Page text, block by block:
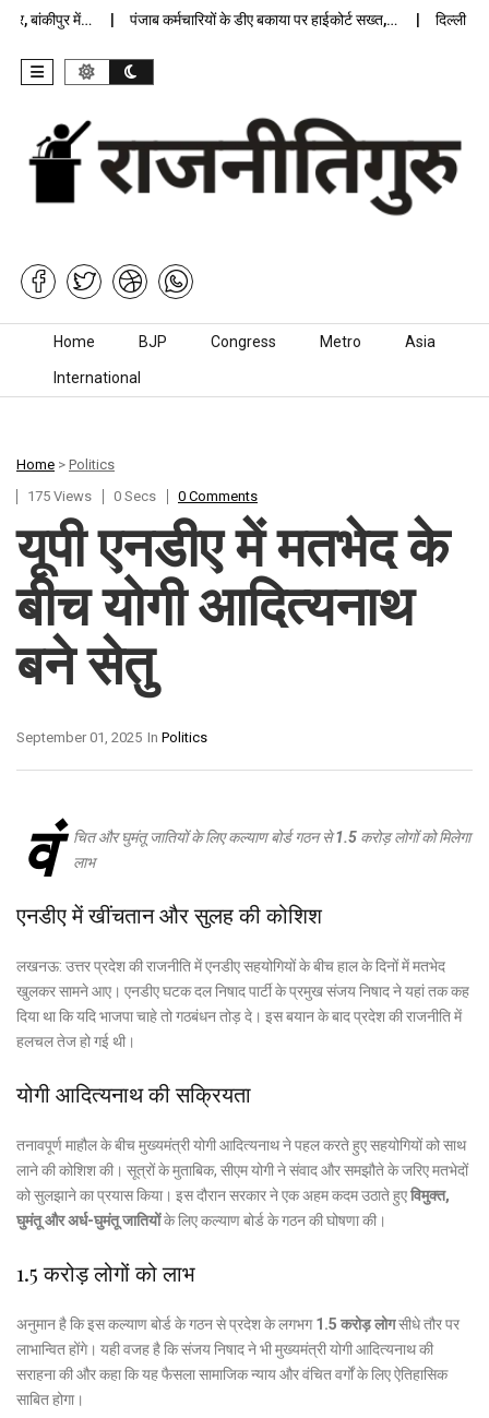
बांकीपुर में… पंजाब कर्मचारियों के डीए बकाया पर हाईकोर्ट सख्त,… दिल्ली जेलों
Skip to content
Home BJP Congress Metro Asia
International
Home > Politics
175 Views
0 Secs 0 Comments
यूपी एनडीए में मतभेद के
बीच योगी आदित्यनाथ
बने सेतु
In Politics
September 01, 2025
वं
चित और घुमंतू जातियों के लिए कल्याण बोर्ड गठन से 1.5 करोड़ लोगों को मिलेगा
लाभ
एनडीए में खींचतान और सुलह की कोशिश
लखनऊ: उत्तर प्रदेश की राजनीति में एनडीए सहयोगियों के बीच हाल के दिनों में मतभेद
खुलकर सामने आए। एनडीए घटक दल निषाद पार्टी के प्रमुख संजय निषाद ने यहां तक कह
दिया था कि यदि भाजपा चाहे तो गठबंधन तोड़ दे। इस बयान के बाद प्रदेश की राजनीति में
हलचल तेज हो गई थी।
योगी आदित्यनाथ की सक्रियता
तनावपूर्ण माहौल के बीच मुख्यमंत्री योगी आदित्यनाथ ने पहल करते हुए सहयोगियों को साथ
लाने की कोशिश की। सूत्रों के मुताबिक, सीएम योगी ने संवाद और समझौते के जरिए मतभेदों
को सुलझाने का प्रयास किया। इस दौरान सरकार ने एक अहम कदम उठाते हुएविमुक्त,
घुमंतू और अर्ध-घुमंतू जातियोंके लिए कल्याण बोर्ड के गठन की घोषणा की।
1.5 करोड़ लोगों को लाभ
अनुमान है कि इस कल्याण बोर्ड के गठन से प्रदेश के लगभग1.5 करोड़ लोगसीधे तौर पर
लाभान्वित होंगे। यही वजह है कि संजय निषाद ने भी मुख्यमंत्री योगी आदित्यनाथ की
सराहना की और कहा कि यह फैसला सामाजिक न्याय और वंचित वर्गों के लिए ऐतिहासिक
साबित होगा।